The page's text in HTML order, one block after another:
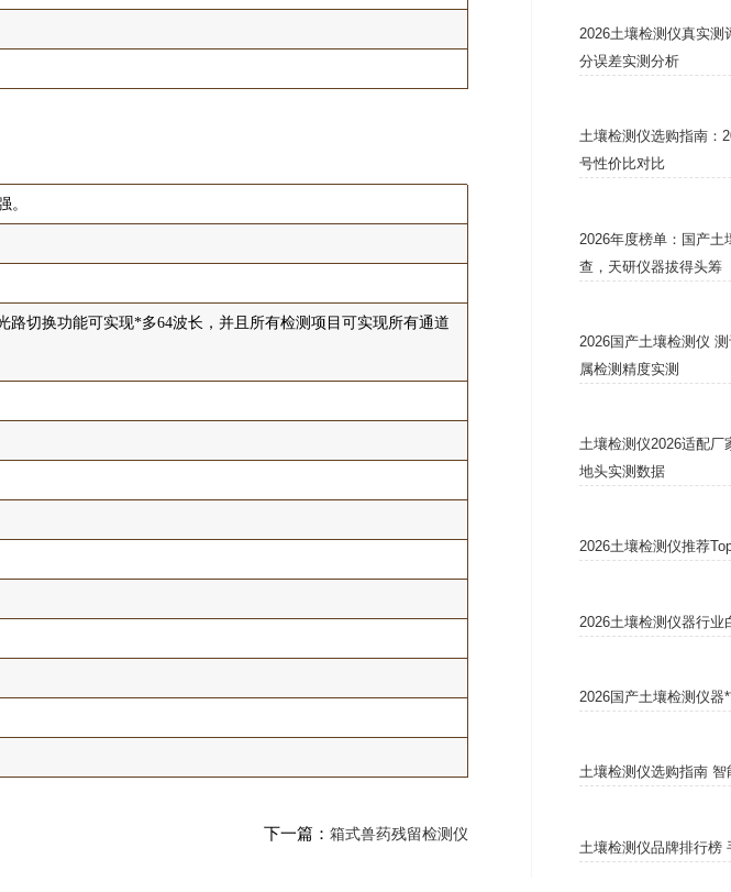
。
切换功能可实现*多64波长，并且所有检测项目可实现所有通道
下一篇： 箱式兽药残留检测仪
2026土壤检测仪真实
分误差实测分析
土壤检测仪选购指南：
号性价比对比
2026年度榜单：国产
查，天研仪器拔得头筹
2026国产土壤检测仪
属检测精度实测
土壤检测仪2026适配厂
地头实测数据
2026土壤检测仪推荐
2026土壤检测仪器行业
2026国产土壤检测仪器
土壤检测仪选购指南
土壤检测仪品牌排行榜